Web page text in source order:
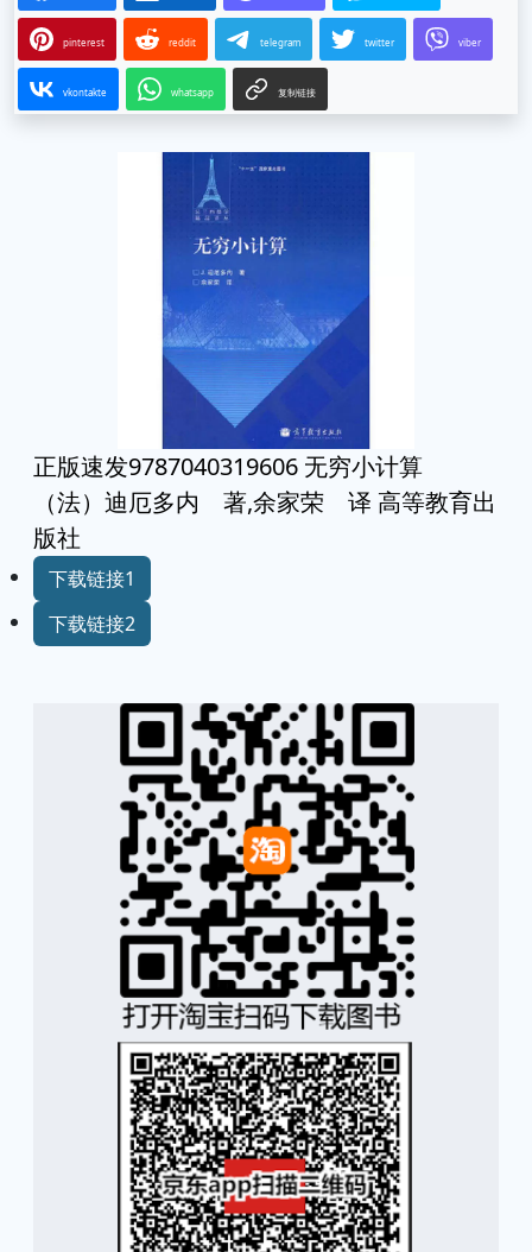
pinterest reddit telegram twitter viber
vkontakte whatsapp 复制链接
正版速发9787040319606 无穷小计算
（法）迪厄多内 著,余家荣 译 高等教育出
版社
下载链接1
下载链接2